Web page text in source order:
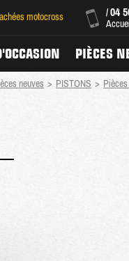
/04
motocross
PIÈCES
neuves > PISTONS >